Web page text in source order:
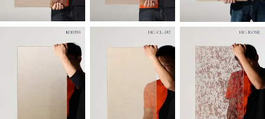
M30390 HC-CL-187 HC-ROSE